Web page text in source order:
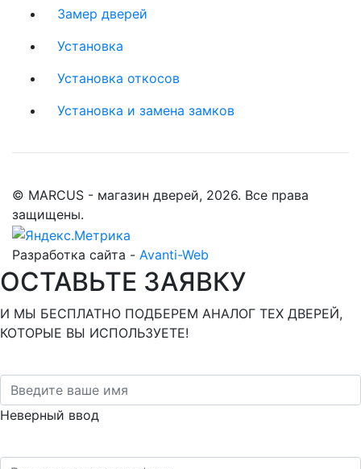
Замер дверей
Установка
Установка откосов
Установка и замена замков
© MARCUS - магазин дверей, 2026. Все права
защищены.
Разработка сайта - Avanti-Web
ОСТАВЬТЕ ЗАЯВКУ
И МЫ БЕСПЛАТНО ПОДБЕРЕМ АНАЛОГ ТЕХ ДВЕРЕЙ,
КОТОРЫЕ ВЫ ИСПОЛЬЗУЕТЕ!
Неверный ввод